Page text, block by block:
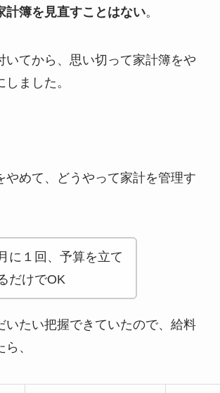
計簿を見直すことはない。
いてから、思い切って家計簿をや
ました。
やめて、どうやって家計を管理す
に１回、予算を立て
だけでOK
いたい把握できていたので、給料
、